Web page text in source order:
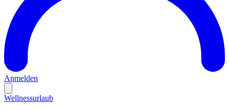
Anmelden
Wellnessurlaub